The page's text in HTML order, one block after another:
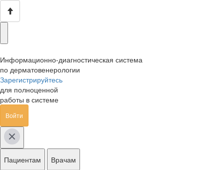
Информационно-диагностическая система
по дерматовенерологии
Зарегистрируйтесь
для полноценной
работы в системе
Войти
Пациентам
Врачам